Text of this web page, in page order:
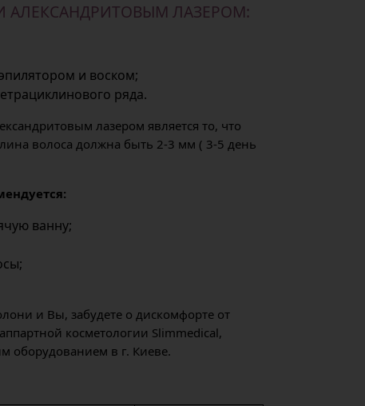
АЛЕКСАНДРИТОВЫМ ЛАЗЕРОМ:
и воском;
ряда.
лазером является то, что
волоса должна быть 2-3 мм ( 3-5 день
ванну;
и Вы, забудете о дискомфорте от
косметологии Slimmedical,
в г. Киеве.